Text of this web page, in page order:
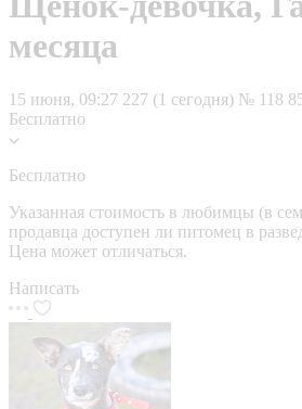
месяца
15 июня, 09:27 227 (1 сегодня) № 118
Бесплатно
Бесплатно
Указанная стоимость в любимцы (в
продавца доступен ли питомец в
Цена может отличаться.
Написать